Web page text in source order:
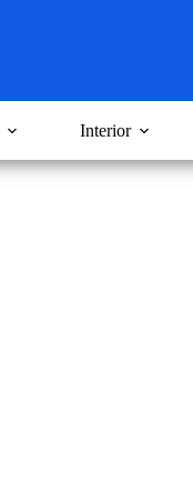
Interior